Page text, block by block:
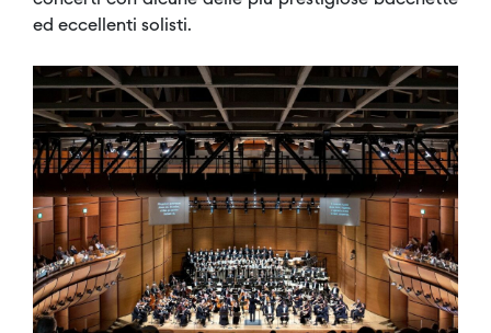
ed eccellenti solisti.